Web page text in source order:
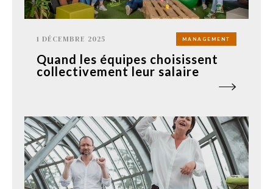
1 DÉCEMBRE 2025 MANAGEMENT
Quand les équipes choisissent
collectivement leur salaire